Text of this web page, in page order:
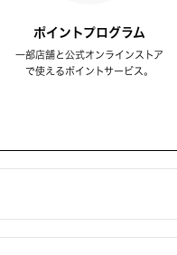
ポイントプログラム
一部店舗と公式オンラインストア
で使えるポイントサービス。